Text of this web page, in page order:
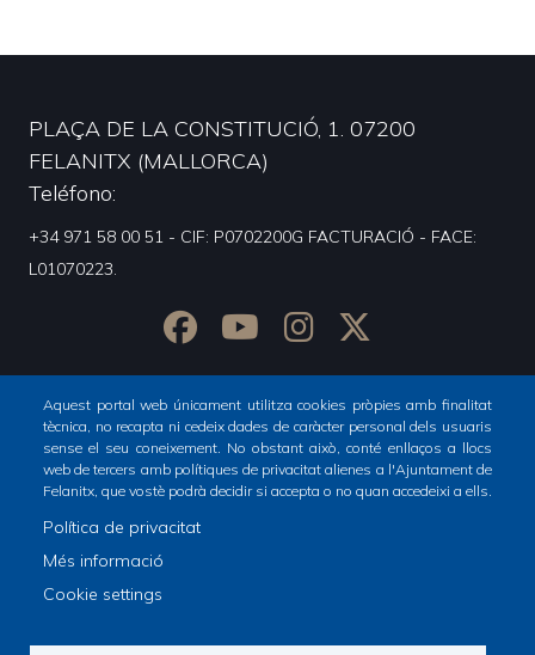
Footer
menu
PLAÇA DE LA CONSTITUCIÓ, 1. 07200
FELANITX (MALLORCA)
Teléfono
+34 971 58 00 51 - CIF: P0702200G FACTURACIÓ - FACE:
L01070223.
Aquest portal web únicament utilitza cookies pròpies amb finalitat
tècnica, no recapta ni cedeix dades de caràcter personal dels usuaris
sense el seu coneixement. No obstant això, conté enllaços a llocs
web de tercers amb polítiques de privacitat alienes a l'Ajuntament de
Felanitx, que vostè podrà decidir si accepta o no quan accedeixi a ells.
Política de privacitat
Més informació
Cookie settings